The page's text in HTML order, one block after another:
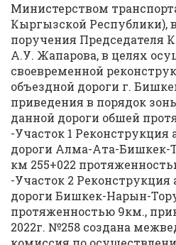
Министерством
Кыргызской Республики),
поручения Председателя
А.У. Жапарова, в целях
своевременной
объездной дороги г.
приведения в порядок
данной дороги обшей
-Участок 1 Реконструкция
дороги Алма-Ата-Бишкек-
км 255+022
-Участок 2 Реконструкция
дороги Бишкек-Нарын-
протяженностью 9км.,
2022г. №258 создана